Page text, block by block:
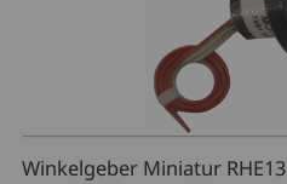
Winkelgeber Miniatur RHE13